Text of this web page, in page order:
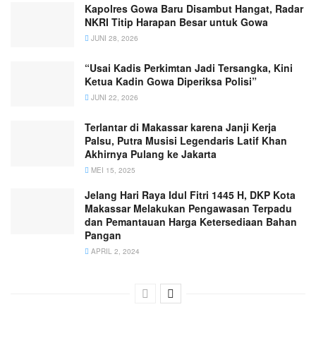
Kapolres Gowa Baru Disambut Hangat, Radar
NKRI Titip Harapan Besar untuk Gowa
JUNI 28, 2026
“Usai Kadis Perkimtan Jadi Tersangka, Kini
Ketua Kadin Gowa Diperiksa Polisi”
JUNI 22, 2026
Terlantar di Makassar karena Janji Kerja
Palsu, Putra Musisi Legendaris Latif Khan
Akhirnya Pulang ke Jakarta
MEI 15, 2025
Jelang Hari Raya Idul Fitri 1445 H, DKP Kota
Makassar Melakukan Pengawasan Terpadu
dan Pemantauan Harga Ketersediaan Bahan
Pangan
APRIL 2, 2024